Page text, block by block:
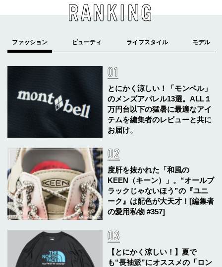
RANKING
とにかく涼しい！「モンベル」
のメンズアパレル13選。ALL１
万円台以下の猛暑に最適なアイ
テムを編集者のレビューと共に
お届け。
度肝を抜かれた「和風の
KEEN（キーン）」。“オールブ
ラックじゃないほう”の『ユニ
ーク』は配色が大天才！[編集者
の愛用私物 #357]
【とにかく涼しい！】夏で
も“長袖派”にオススメの「ロン